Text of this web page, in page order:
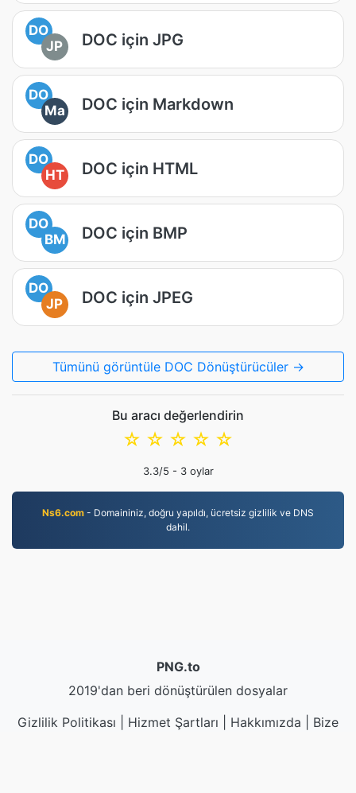
DO
JP
DOC için JPG
DO
Ma
DOC için Markdown
DO
HT
DOC için HTML
DO
BM
DOC için BMP
DO
JP
DOC için JPEG
Tümünü görüntüle DOC Dönüştürücüler →
Bu aracı değerlendirin
☆
☆
☆
☆
☆
3.3/5 - 3oylar
Ns6.com - Domaininiz, doğru yapıldı, ücretsiz gizlilik ve DNS
dahil.
PNG.to
2019'dan beri dönüştürülen dosyalar
Gizlilik Politikası
Hizmet Şartları Hakkımızda
Bize